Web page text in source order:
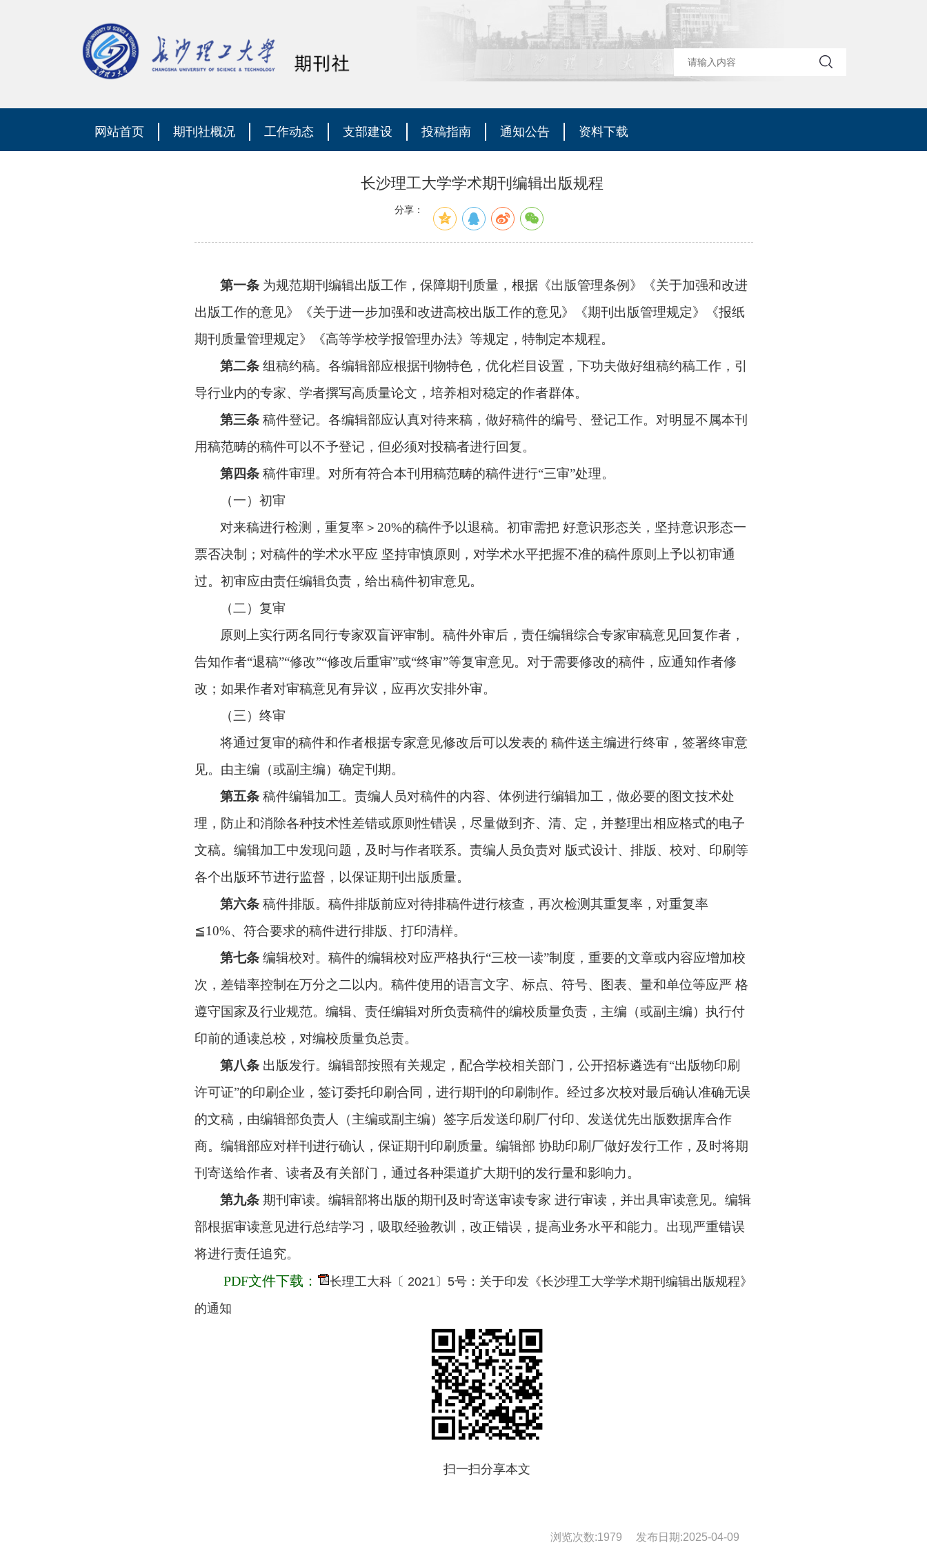
网站首页 期刊社概况 工作动态 支部建设 投稿指南 通知公告 资料下载
长沙理工大学学术期刊编辑出版规程
分享：
第一条 为规范期刊编辑出版工作，保障期刊质量，根据《出版管理条例》《关于加强和改进
出版工作的意见》《关于进一步加强和改进高校出版工作的意见》《期刊出版管理规定》《报纸
期刊质量管理规定》《高等学校学报管理办法》等规定，特制定本规程。
第二条 组稿约稿。各编辑部应根据刊物特色，优化栏目设置，下功夫做好组稿约稿工作，引
导行业内的专家、学者撰写高质量论文，培养相对稳定的作者群体。
第三条 稿件登记。各编辑部应认真对待来稿，做好稿件的编号、登记工作。对明显不属本刊
用稿范畴的稿件可以不予登记，但必须对投稿者进行回复。
第四条 稿件审理。对所有符合本刊用稿范畴的稿件进行“三审”处理。
（一）初审
对来稿进行检测，重复率＞ 20%的稿件予以退稿。初审需把 好意识形态关，坚持意识形态一
票否决制；对稿件的学术水平应 坚持审慎原则，对学术水平把握不准的稿件原则上予以初审通
过。初审应由责任编辑负责，给出稿件初审意见。
（二）复审
原则上实行两名同行专家双盲评审制。稿件外审后，责任编辑综合专家审稿意见回复作者，
告知作者“退稿”“修改”“修改后重审”或“终审”等复审意见。对于需要修改的稿件，应通知作者修
改；如果作者对审稿意见有异议，应再次安排外审。
（三）终审
将通过复审的稿件和作者根据专家意见修改后可以发表的 稿件送主编进行终审，签署终审意
见。由主编（或副主编）确定刊期。
第五条 稿件编辑加工。责编人员对稿件的内容、体例进行编辑加工，做必要的图文技术处
理，防止和消除各种技术性差错或原则性错误，尽量做到齐、清、定，并整理出相应格式的电子
文稿。编辑加工中发现问题，及时与作者联系。责编人员负责对 版式设计、排版、校对、印刷等
各个出版环节进行监督，以保证期刊出版质量。
第六条 稿件排版。稿件排版前应对待排稿件进行核查，再次检测其重复率，对重复率
≦10%、符合要求的稿件进行排版、打印清样。
第七条 编辑校对。稿件的编辑校对应严格执行“三校一读”制度，重要的文章或内容应增加校
次，差错率控制在万分之二以内。稿件使用的语言文字、标点、符号、图表、量和单位等应严 格
遵守国家及行业规范。编辑、责任编辑对所负责稿件的编校质量负责，主编（或副主编）执行付
印前的通读总校，对编校质量负总责。
第八条 出版发行。编辑部按照有关规定，配合学校相关部门，公开招标遴选有“出版物印刷
许可证”的印刷企业，签订委托印刷合同，进行期刊的印刷制作。经过多次校对最后确认准确无误
的文稿，由编辑部负责人（主编或副主编）签字后发送印刷厂付印、发送优先出版数据库合作
商。编辑部应对样刊进行确认，保证期刊印刷质量。编辑部 协助印刷厂做好发行工作，及时将期
刊寄送给作者、读者及有关部门，通过各种渠道扩大期刊的发行量和影响力。
第九条 期刊审读。编辑部将出版的期刊及时寄送审读专家 进行审读，并出具审读意见。编辑
部根据审读意见进行总结学习，吸取经验教训，改正错误，提高业务水平和能力。出现严重错误
将进行责任追究。
PDF文件下载：
长理工大科〔 2021〕5号：关于印发《长沙理工大学学术期刊编辑出版规程》
的通知
扫一扫分享本文
发布日期:2025-04-09
浏览次数:1979